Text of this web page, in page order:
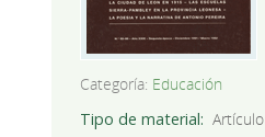
Categoría: Educación
Tipo de material
Artículo